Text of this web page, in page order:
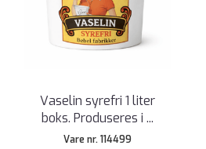
Vaselin syrefri 1 liter
boks. Produseres i ...
Vare nr. 114499